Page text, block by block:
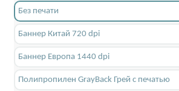
Без печати
Баннер Китай 720 dpi
Баннер Европа 1440 dpi
Полипропилен GrayBack Грей с печатью